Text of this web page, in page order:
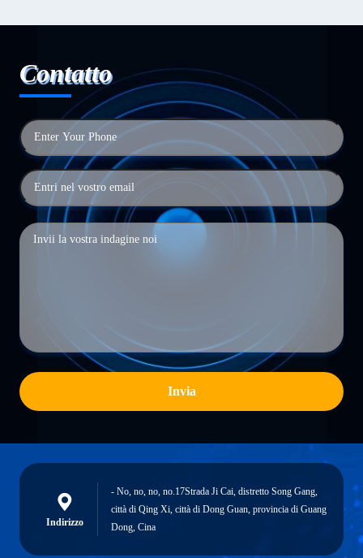
Contatto
Invia
Indirizzo
- No, no, no, no.17Strada Ji Cai, distretto Song Gang,
città di Qing Xi, città di Dong Guan, provincia di Guang
Dong, Cina